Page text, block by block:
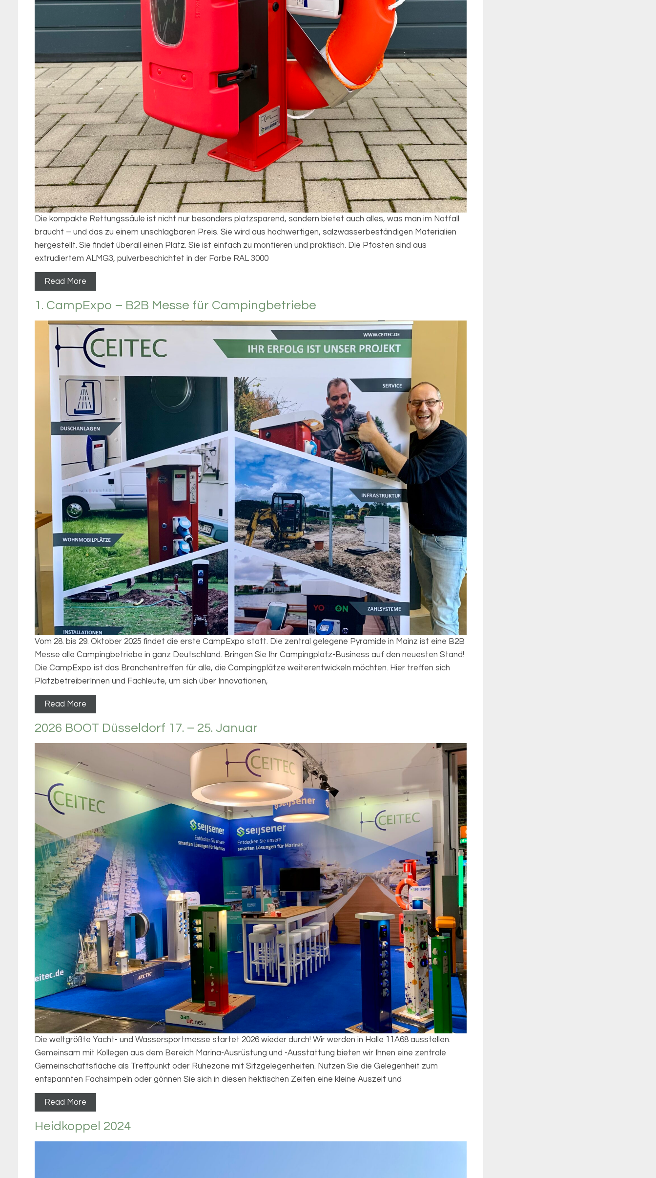
Die kompakte Rettungssäule ist nicht nur besonders platzsparend, sondern bietet auch alles, was man im Notfall
braucht – und das zu einem unschlagbaren Preis. Sie wird aus hochwertigen, salzwasserbeständigen Materialien
hergestellt. Sie findet überall einen Platz. Sie ist einfach zu montieren und praktisch. Die Pfosten sind aus
extrudiertem ALMG3, pulverbeschichtet in der Farbe RAL 3000
Read More
1. CampExpo – B2B Messe für Campingbetriebe
Vom 28. bis 29. Oktober 2025 findet die erste CampExpo statt. Die zentral gelegene Pyramide in Mainz ist eine B2B
Messe alle Campingbetriebe in ganz Deutschland. Bringen Sie Ihr Campingplatz-Business auf den neuesten Stand!
Die CampExpo ist das Branchentreffen für alle, die Campingplätze weiterentwickeln möchten. Hier treffen sich
PlatzbetreiberInnen und Fachleute, um sich über Innovationen,
Read More
2026 BOOT Düsseldorf 17. – 25. Januar
Die weltgrößte Yacht- und Wassersportmesse startet 2026 wieder durch! Wir werden in Halle 11A68 ausstellen.
Gemeinsam mit Kollegen aus dem Bereich Marina-Ausrüstung und -Ausstattung bieten wir Ihnen eine zentrale
Gemeinschaftsfläche als Treffpunkt oder Ruhezone mit Sitzgelegenheiten. Nutzen Sie die Gelegenheit zum
entspannten Fachsimpeln oder gönnen Sie sich in diesen hektischen Zeiten eine kleine Auszeit und
Read More
Heidkoppel 2024